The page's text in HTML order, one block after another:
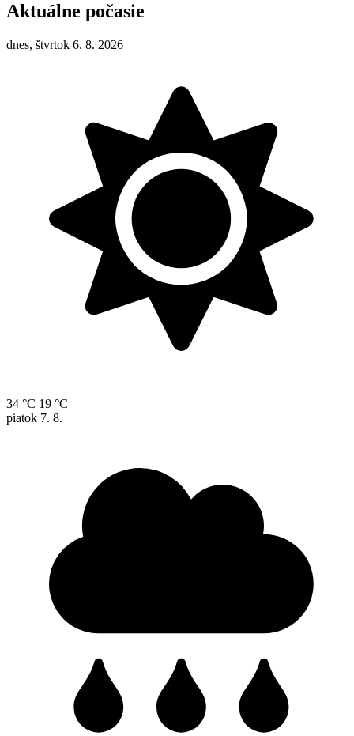
Aktuálne počasie
dnes, štvrtok 6. 8. 2026
34 °C 19 °C
piatok 7. 8.